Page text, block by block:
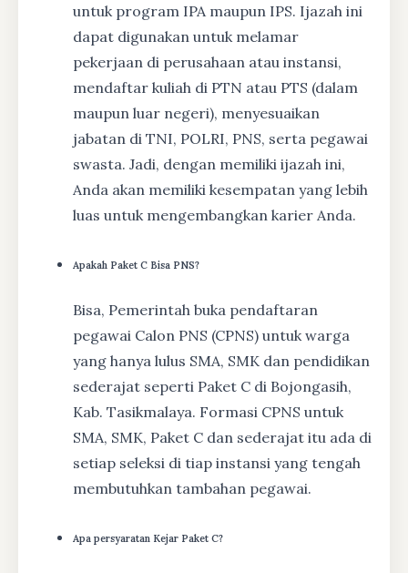
untuk program IPA maupun IPS. Ijazah ini
dapat digunakan untuk melamar
pekerjaan di perusahaan atau instansi,
mendaftar kuliah di PTN atau PTS (dalam
maupun luar negeri), menyesuaikan
jabatan di TNI, POLRI, PNS, serta pegawai
swasta. Jadi, dengan memiliki ijazah ini,
Anda akan memiliki kesempatan yang lebih
luas untuk mengembangkan karier Anda.
Apakah Paket C Bisa PNS?
Bisa, Pemerintah buka pendaftaran
pegawai Calon PNS (CPNS) untuk warga
yang hanya lulus SMA, SMK dan pendidikan
sederajat seperti Paket C di Bojongasih,
Kab. Tasikmalaya. Formasi CPNS untuk
SMA, SMK, Paket C dan sederajat itu ada di
setiap seleksi di tiap instansi yang tengah
membutuhkan tambahan pegawai.
Apa persyaratan Kejar Paket C?